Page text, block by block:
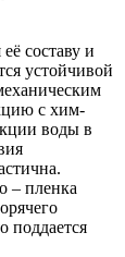
составу и
устойчивой
с хим-
воды в
– пленка
поддается